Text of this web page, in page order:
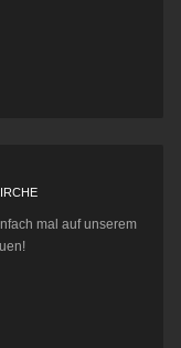
mal auf unserem